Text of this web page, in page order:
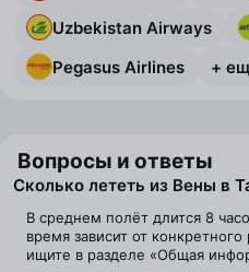
Uzbekistan Airways
Pegasus Airlines
+
Вопросы и ответы
Сколько лететь из Вены в
В среднем полёт длится 8
время зависит от
ищите в разделе «Общая